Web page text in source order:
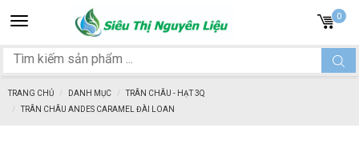
Toggle
navigation
0
TRANG CHỦ DANH MỤC
TRÂN CHÂU - HẠT 3Q
TRÂN CHÂU ANDES CARAMEL ĐÀI LOAN